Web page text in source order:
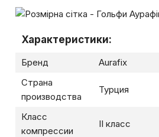
Характеристики:
Бренд
Aurafix
Страна
производства
Турция
Класс
компрессии
II класс